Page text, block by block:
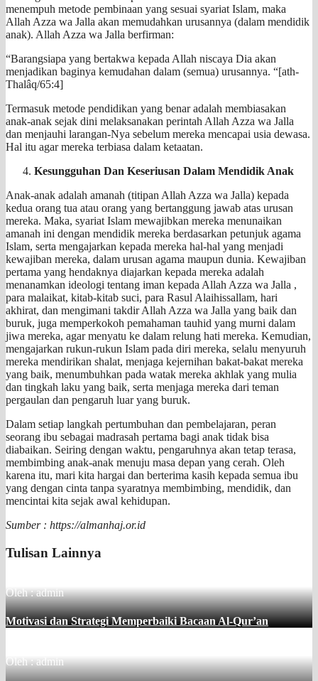
menempuh metode pembinaan yang sesuai syariat Islam, maka
Allah Azza wa Jalla akan memudahkan urusannya (dalam mendidik
anak). Allah Azza wa Jalla berfirman:
“Barangsiapa yang bertakwa kepada Allah niscaya Dia akan
menjadikan baginya kemudahan dalam (semua) urusannya. “[ath-
Thalâq/65:4]
Termasuk metode pendidikan yang benar adalah membiasakan
anak-anak sejak dini melaksanakan perintah Allah Azza wa Jalla
dan menjauhi larangan-Nya sebelum mereka mencapai usia dewasa.
Hal itu agar mereka terbiasa dalam ketaatan.
Kesungguhan Dan Keseriusan Dalam Mendidik Anak
Anak-anak adalah amanah (titipan Allah Azza wa Jalla) kepada
kedua orang tua atau orang yang bertanggung jawab atas urusan
mereka. Maka, syariat Islam mewajibkan mereka menunaikan
amanah ini dengan mendidik mereka berdasarkan petunjuk agama
Islam, serta mengajarkan kepada mereka hal-hal yang menjadi
kewajiban mereka, dalam urusan agama maupun dunia. Kewajiban
pertama yang hendaknya diajarkan kepada mereka adalah
menanamkan ideologi tentang iman kepada Allah Azza wa Jalla ,
para malaikat, kitab-kitab suci, para Rasul Alaihissallam, hari
akhirat, dan mengimani takdir Allah Azza wa Jalla yang baik dan
buruk, juga memperkokoh pemahaman tauhid yang murni dalam
jiwa mereka, agar menyatu ke dalam relung hati mereka. Kemudian,
mengajarkan rukun-rukun Islam pada diri mereka, selalu menyuruh
mereka mendirikan shalat, menjaga kejernihan bakat-bakat mereka
yang baik, menumbuhkan pada watak mereka akhlak yang mulia
dan tingkah laku yang baik, serta menjaga mereka dari teman
pergaulan dan pengaruh luar yang buruk.
Dalam setiap langkah pertumbuhan dan pembelajaran, peran
seorang ibu sebagai madrasah pertama bagi anak tidak bisa
diabaikan. Seiring dengan waktu, pengaruhnya akan tetap terasa,
membimbing anak-anak menuju masa depan yang cerah. Oleh
karena itu, mari kita hargai dan berterima kasih kepada semua ibu
yang dengan cinta tanpa syaratnya membimbing, mendidik, dan
mencintai kita sejak awal kehidupan.
Sumber : https://almanhaj.or.id
Tulisan Lainnya
Oleh : admin
Motivasi dan Strategi Memperbaiki Bacaan Al-Qur’an
Oleh : admin